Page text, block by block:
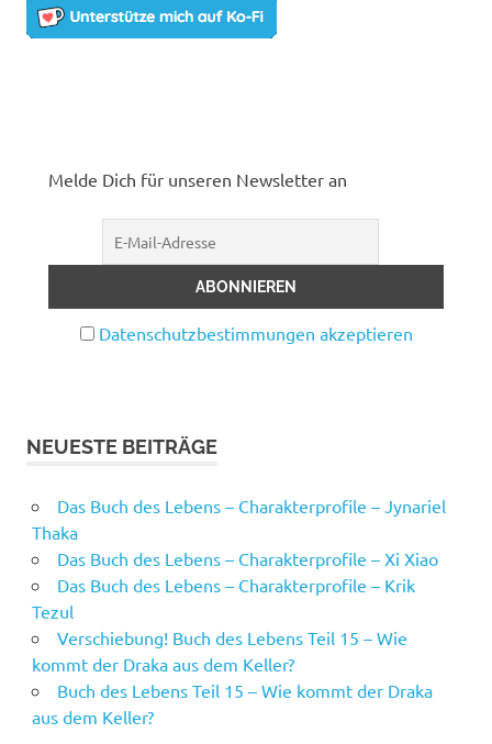
Melde Dich für unseren Newsletter an
Datenschutzbestimmungen akzeptieren
NEUESTE BEITRÄGE
Das Buch des Lebens – Charakterprofile – Jynariel
Thaka
Das Buch des Lebens – Charakterprofile – Xi Xiao
Das Buch des Lebens – Charakterprofile – Krik
Tezul
Verschiebung! Buch des Lebens Teil 15 – Wie
kommt der Draka aus dem Keller?
Buch des Lebens Teil 15 – Wie kommt der Draka
aus dem Keller?